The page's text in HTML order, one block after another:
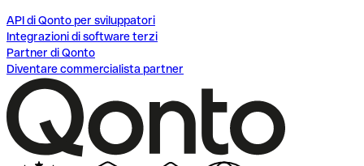
API di Qonto per sviluppatori
Integrazioni di software terzi
Partner di Qonto
Diventare commercialista partner